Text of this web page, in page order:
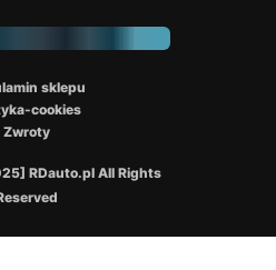
RDauto.pl All Rights
sklepu
cookies
Zwroty